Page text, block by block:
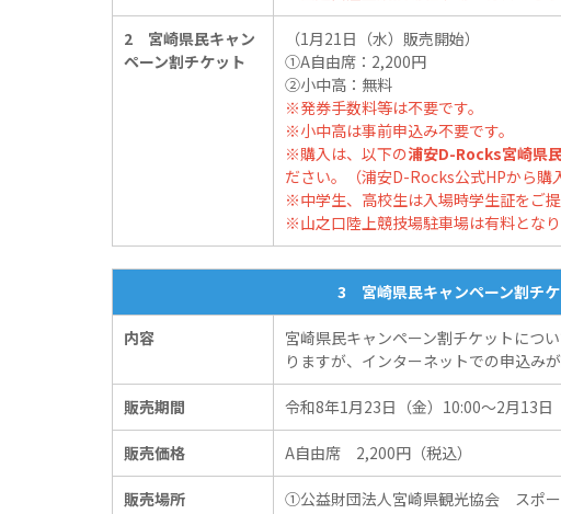
2 宮崎県民キャン
ペーン割チケット
（1月21日（水）販売開始）
①A自由席：2,200円
②小中高：無料
※発券手数料等は不要です。
※小中高は事前申込み不要です。
※購入は、以下の浦安D-Rocks宮崎県
ださい。（浦安D-Rocks公式HPから購
※中学生、高校生は入場時学生証をご
※山之口陸上競技場駐車場は有料とな
3 宮崎県民キャンペーン割チケ
内容
宮崎県民キャンペーン割チケットにつ
りますが、インターネットでの申込み
販売期間 令和8年1月23日（金）10:00～2月13日
販売価格 A自由席 2,200円（税込）
販売場所
①公益財団法人宮崎県観光協会 スポ